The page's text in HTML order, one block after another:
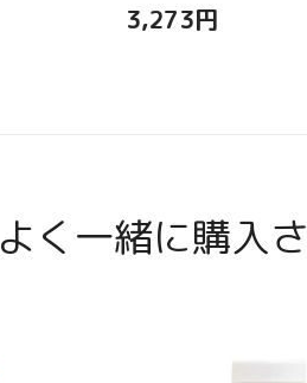
3,273円
よく一緒に購入